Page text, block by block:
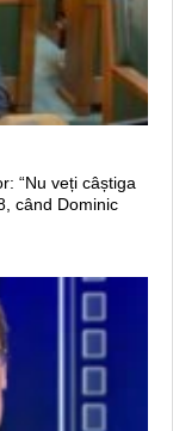
“Nu veți câștiga
când Dominic